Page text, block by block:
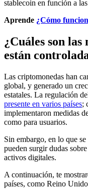
stablecoin en función a
Aprende ¿Cómo
¿Cuáles son las
están
Las criptomonedas han
global, y generado un
estatales. La regulación
presente en varios países;
implementaron medidas
como para usuarios.
Sin embargo, en lo que
pueden surgir dudas
activos digitales.
A continuación, te
países, como Reino